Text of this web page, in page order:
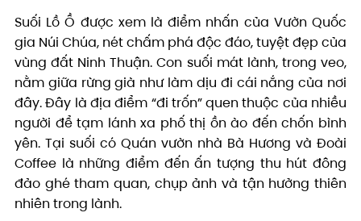
Suối Lồ Ồ được xem là điểm nhấn của Vườn Quốc
gia Núi Chúa, nét chấm phá độc đáo, tuyệt đẹp của
vùng đất Ninh Thuận. Con suối mát lành, trong veo,
nằm giữa rừng già như làm dịu đi cái nắng của nơi
đây. Đây là địa điểm “đi trốn” quen thuộc của nhiều
người để tạm lánh xa phố thị ồn ào đến chốn bình
yên. Tại suối có Quán vườn nhà Bà Hương và Đoài
Coffee là những điểm đến ấn tượng thu hút đông
đảo ghé tham quan, chụp ảnh và tận hưởng thiên
nhiên trong lành.